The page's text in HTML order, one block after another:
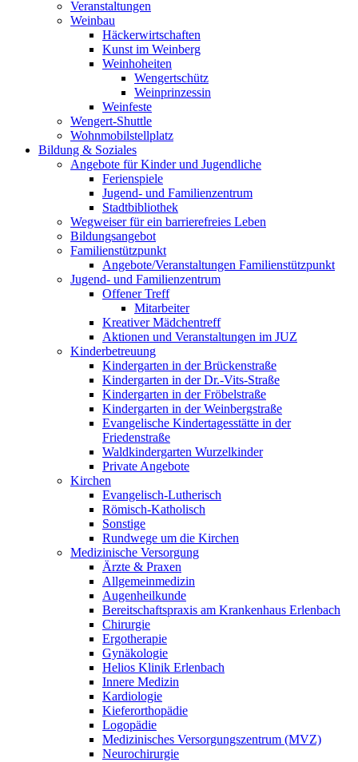
Veranstaltungen
Weinbau
Häckerwirtschaften
Kunst im Weinberg
Weinhoheiten
Wengertschütz
Weinprinzessin
Weinfeste
Wengert-Shuttle
Wohnmobilstellplatz
Bildung & Soziales
Angebote für Kinder und Jugendliche
Ferienspiele
Jugend- und Familienzentrum
Stadtbibliothek
Wegweiser für ein barrierefreies Leben
Bildungsangebot
Familienstützpunkt
Angebote/Veranstaltungen Familienstützpunkt
Jugend- und Familienzentrum
Offener Treff
Mitarbeiter
Kreativer Mädchentreff
Aktionen und Veranstaltungen im JUZ
Kinderbetreuung
Kindergarten in der Brückenstraße
Kindergarten in der Dr.-Vits-Straße
Kindergarten in der Fröbelstraße
Kindergarten in der Weinbergstraße
Evangelische Kindertagesstätte in der
Friedenstraße
Waldkindergarten Wurzelkinder
Private Angebote
Kirchen
Evangelisch-Lutherisch
Römisch-Katholisch
Sonstige
Rundwege um die Kirchen
Medizinische Versorgung
Ärzte & Praxen
Allgemeinmedizin
Augenheilkunde
Bereitschaftspraxis am Krankenhaus Erlenbach
Chirurgie
Ergotherapie
Gynäkologie
Helios Klinik Erlenbach
Innere Medizin
Kardiologie
Kieferorthopädie
Logopädie
Medizinisches Versorgungszentrum (MVZ)
Neurochirurgie